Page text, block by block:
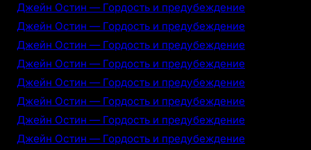
Джейн Остин — Гордость и предубеждение
Джейн Остин — Гордость и предубеждение
Джейн Остин — Гордость и предубеждение
Джейн Остин — Гордость и предубеждение
Джейн Остин — Гордость и предубеждение
Джейн Остин — Гордость и предубеждение
Джейн Остин — Гордость и предубеждение
Джейн Остин — Гордость и предубеждение